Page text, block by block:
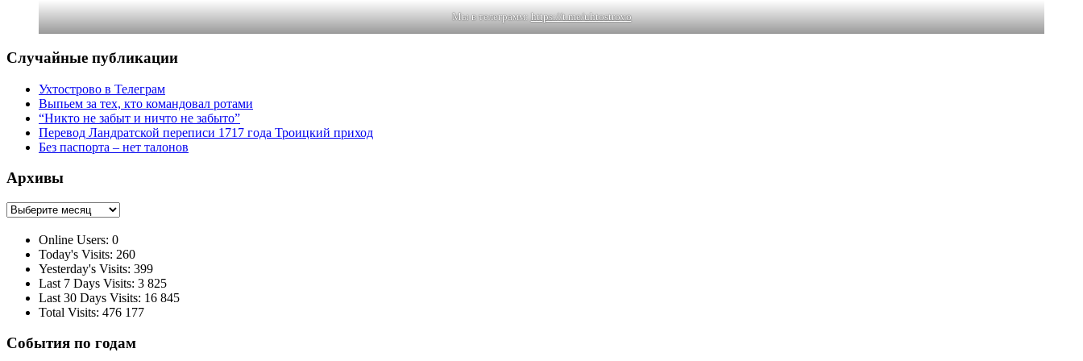
Мы в телеграмм:https://t.me/uhtostrovo
Случайные публикации
Ухтострово в Телеграм
Выпьем за тех, кто командовал ротами
“Никто не забыт и ничто не забыто”
Перевод Ландратской переписи 1717 года Троицкий приход
Без паспорта – нет талонов
Архивы
Архивы
Online Users: 0
Today's Visits: 260
Yesterday's Visits: 399
Last 7 Days Visits: 3 825
Last 30 Days Visits: 16 845
Total Visits: 476 177
События по годам